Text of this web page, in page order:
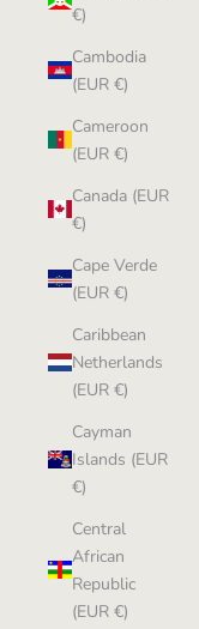
€)
Cambodia
(EUR €)
Cameroon
(EUR €)
Canada (EUR
€)
Cape Verde
(EUR €)
Caribbean
Netherlands
(EUR €)
Cayman
Islands (EUR
€)
Central
African
Republic
(EUR €)